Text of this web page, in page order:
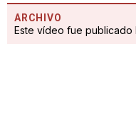
ARCHIVO
Este vídeo fue publicado